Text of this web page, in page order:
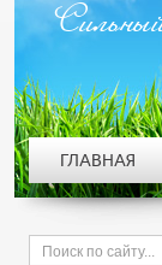
ГЛАВНАЯ